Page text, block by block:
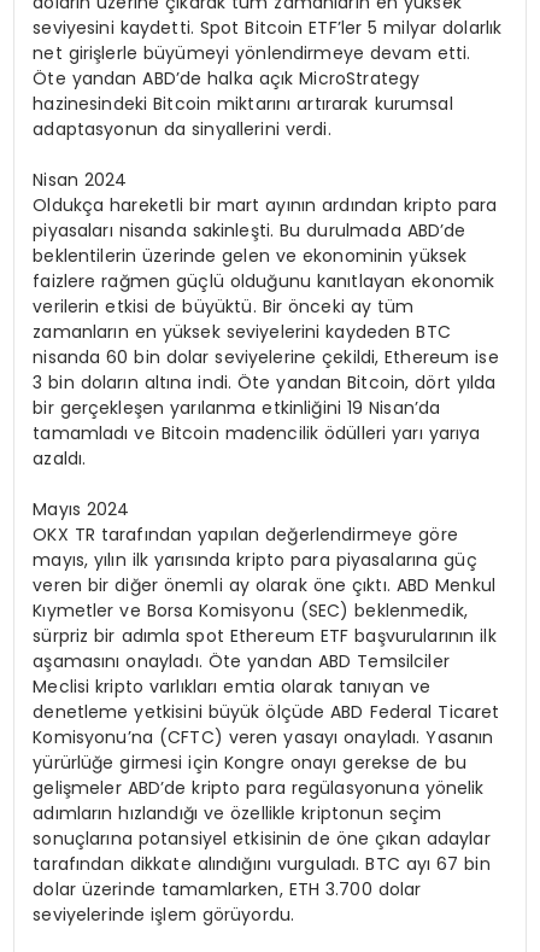
seviyesini kaydetti. Spot Bitcoin ETF’ler 5 milyar dolarlık
net girişlerle büyümeyi yönlendirmeye devam etti.
Öte yandan ABD’de halka açık MicroStrategy
hazinesindeki Bitcoin miktarını artırarak kurumsal
adaptasyonun da sinyallerini verdi.
Nisan 2024
Oldukça hareketli bir mart ayının ardından kripto para
piyasaları nisanda sakinleşti. Bu durulmada ABD’de
beklentilerin üzerinde gelen ve ekonominin yüksek
faizlere rağmen güçlü olduğunu kanıtlayan ekonomik
verilerin etkisi de büyüktü. Bir önceki ay tüm
zamanların en yüksek seviyelerini kaydeden BTC
nisanda 60 bin dolar seviyelerine çekildi, Ethereum ise
3 bin doların altına indi. Öte yandan Bitcoin, dört yılda
bir gerçekleşen yarılanma etkinliğini 19 Nisan’da
tamamladı ve Bitcoin madencilik ödülleri yarı yarıya
azaldı.
Mayıs 2024
OKX TR tarafından yapılan değerlendirmeye göre
mayıs, yılın ilk yarısında kripto para piyasalarına güç
veren bir diğer önemli ay olarak öne çıktı. ABD Menkul
Kıymetler ve Borsa Komisyonu (SEC) beklenmedik,
sürpriz bir adımla spot Ethereum ETF başvurularının ilk
aşamasını onayladı. Öte yandan ABD Temsilciler
Meclisi kripto varlıkları emtia olarak tanıyan ve
denetleme yetkisini büyük ölçüde ABD Federal Ticaret
Komisyonu’na (CFTC) veren yasayı onayladı. Yasanın
yürürlüğe girmesi için Kongre onayı gerekse de bu
gelişmeler ABD’de kripto para regülasyonuna yönelik
adımların hızlandığı ve özellikle kriptonun seçim
sonuçlarına potansiyel etkisinin de öne çıkan adaylar
tarafından dikkate alındığını vurguladı. BTC ayı 67 bin
dolar üzerinde tamamlarken, ETH 3.700 dolar
seviyelerinde işlem görüyordu.